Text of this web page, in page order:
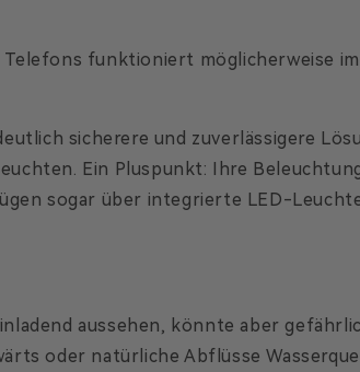
Telefons funktioniert möglicherweise
sicherere und zuverlässigere
Ein Pluspunkt: Ihre
sogar über integrierte LED-
aussehen, könnte aber
oder natürliche Abflüsse